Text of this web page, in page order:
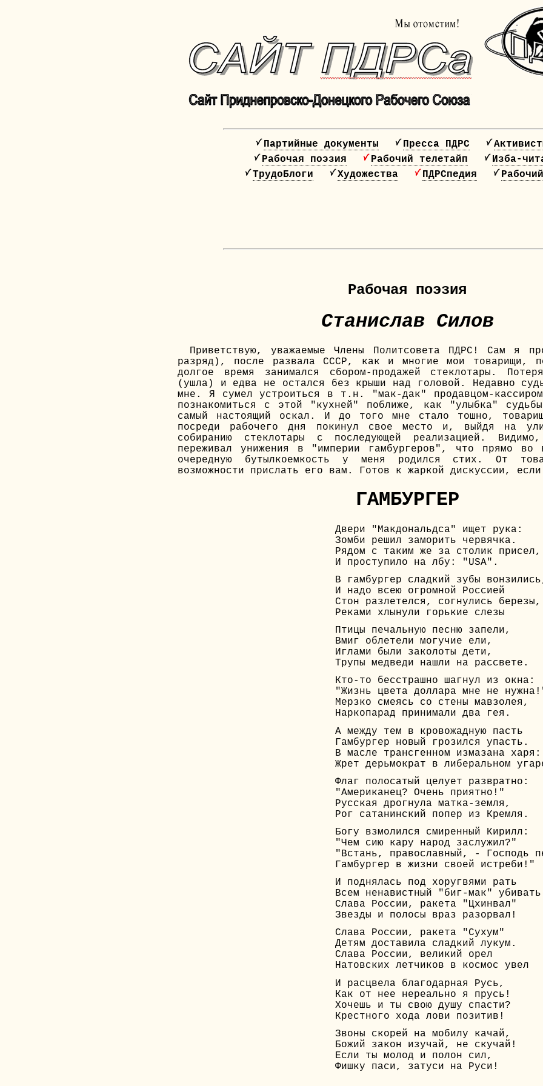
Партийные документы Пресса ПДРС
Рабочая поэзия
Рабочий телетайп
Изба-
ТрудоБлоги
Художества ПДРСпедия
Рабочая поэзия
Станислав Силов
Приветствую, уважаемые Члены Политсовета ПДРС! Сам я
разряд), после развала СССР, как и многие мои товарищи,
долгое время занимался сбором-продажей стеклотары.
(ушла) и едва не остался без крыши над головой. Недавно
мне. Я сумел устроиться в т.н. "мак-дак" продавцом-
познакомиться с этой "кухней" поближе, как "улыбка"
самый настоящий оскал. И до того мне стало тошно,
посреди рабочего дня покинул свое место и, выйдя на
собиранию стеклотары с последующей реализацией.
переживал унижения в "империи гамбургеров", что прямо во
очередную бутылкоемкость у меня родился стих. От
возможности прислать его вам. Готов к жаркой дискуссии,
ГАМБУРГЕР
Двери "Макдональдса" ищет рука:
Зомби решил заморить червячка.
Рядом с таким же за столик присел,
И проступило на лбу: "USA".
В гамбургер сладкий зубы
И надо всею огромной Россией
Стон разлетелся, согнулись березы,
Реками хлынули горькие слезы
Птицы печальную песню запели,
Вмиг облетели могучие ели,
Иглами были заколоты дети,
Трупы медведи нашли на рассвете.
Кто-то бесстрашно шагнул из окна:
"Жизнь цвета доллара мне не
Мерзко смеясь со стены мавзолея,
Наркопарад принимали два гея.
А между тем в кровожадную пасть
Гамбургер новый грозился упасть.
В масле трансгенном измазана харя:
Жрет дерьмократ в либеральном
Флаг полосатый целует развратно:
"Американец? Очень приятно!"
Русская дрогнула матка-земля,
Рог сатанинский попер из Кремля.
Богу взмолился смиренный Кирилл:
"Чем сию кару народ заслужил?"
"Встань, православный, - Господь
Гамбургер в жизни своей истреби!"
И поднялась под хоругвями рать
Всем ненавистный "биг-мак"
Слава России, ракета "Цхинвал"
Звезды и полосы враз разорвал!
Слава России, ракета "Сухум"
Детям доставила сладкий лукум.
Слава России, великий орел
Натовских летчиков в космос увел
И расцвела благодарная Русь,
Как от нее нереально я прусь!
Хочешь и ты свою душу спасти?
Крестного хода лови позитив!
Звоны скорей на мобилу качай,
Божий закон изучай, не скучай!
Если ты молод и полон сил,
Фишку паси, затуси на Руси!